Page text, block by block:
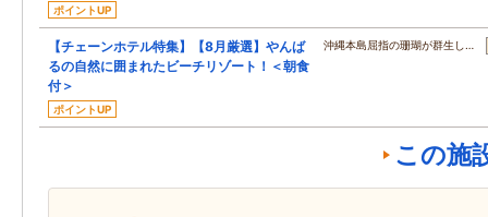
ポイントUP
【チェーンホテル特集】【8月厳選】やんば
るの自然に囲まれたビーチリゾート！＜朝食
付＞
ポイントUP
沖縄本島屈指の珊瑚が群生し…
この施